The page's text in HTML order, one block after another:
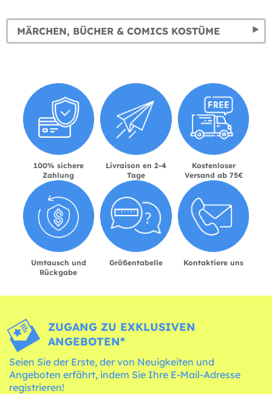
MÄRCHEN, BÜCHER & COMICS KOSTÜME
100% sichere
Zahlung
Livraison en 2-4
Tage
Kostenloser
Versand ab 75€
Umtausch und
Rückgabe
Größentabelle Kontaktiere uns
ZUGANG ZU EXKLUSIVEN
ANGEBOTEN*
Seien Sie der Erste, der von Neuigkeiten und
Angeboten erfährt, indem Sie Ihre E-Mail-Adresse
registrieren!